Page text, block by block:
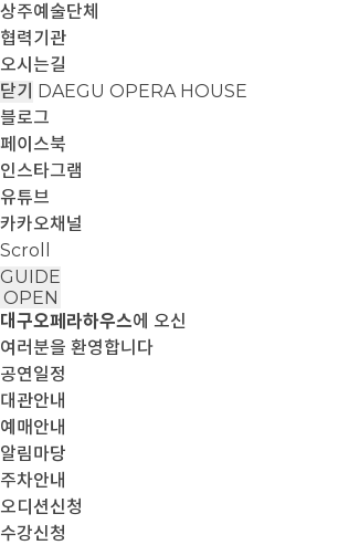
상주예술단체
협력기관
오시는길
닫기 DAEGU OPERA HOUSE
블로그
페이스북
인스타그램
유튜브
카카오채널
Scroll
GUIDE
OPEN
대구오페라하우스에 오신
여러분을 환영합니다
공연일정
대관안내
예매안내
알림마당
주차안내
오디션신청
수강신청